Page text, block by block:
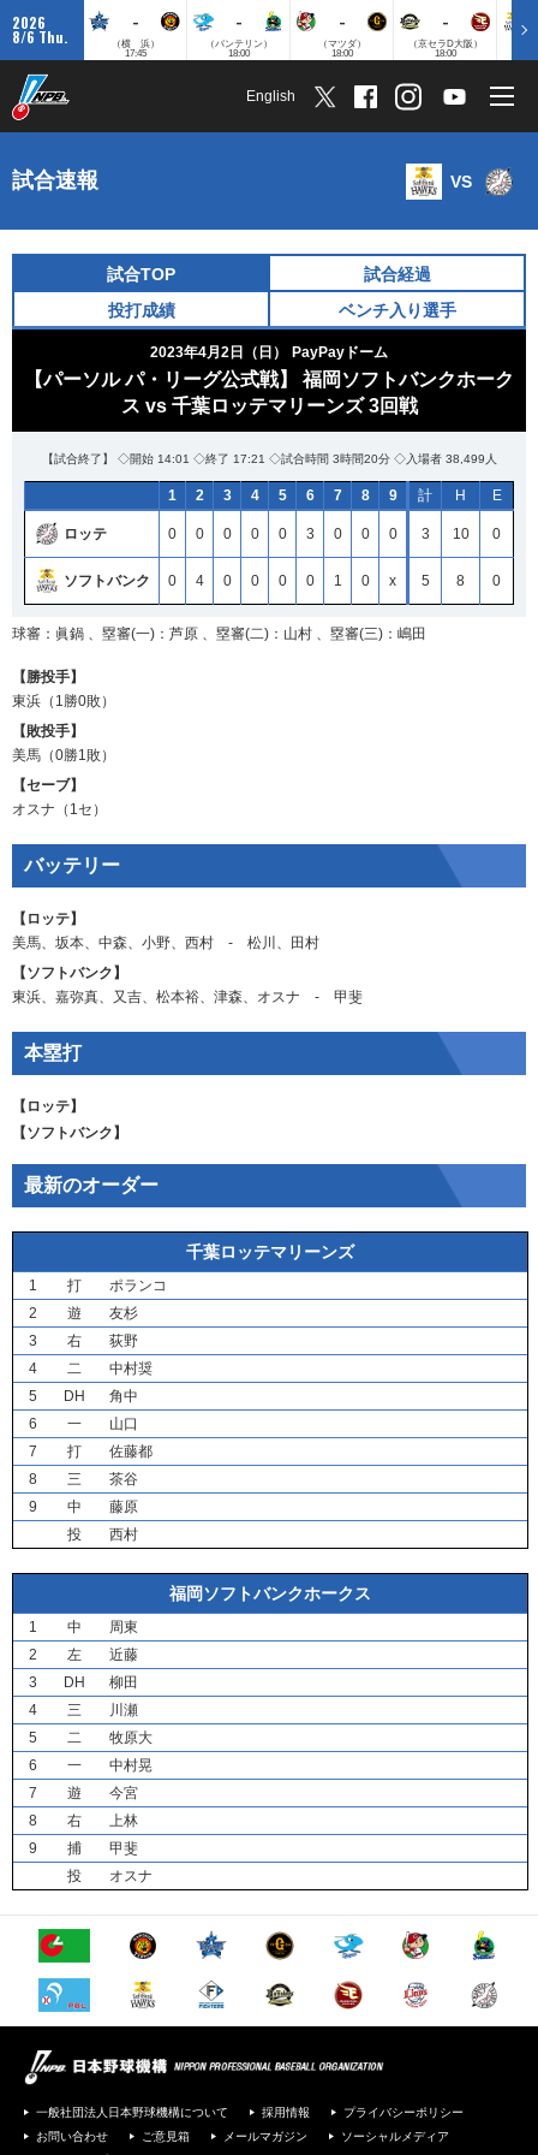
2026
8/6 Thu.
-
（横 浜）
17:45
-
（バンテリン）
18:00
-
（マツダ）
18:00
-
（京セラD大阪）
18:00
English
試合速報 VS
試合TOP
試合経過
投打成績
ベンチ入り選手
2023年4月2日（日） PayPayドーム
【パーソル パ・リーグ公式戦】 福岡ソフトバンクホーク
ス vs 千葉ロッテマリーンズ 3回戦
【試合終了】 ◇開始 14:01 ◇終了 17:21 ◇試合時間 3時間20分 ◇入場者 38,499人
1 2 3 4 5 6 7 8 9 計 H E
ロッテ 0 0 0 0 0 3 0 0 0 3 10 0
ソフトバンク 0 4 0 0 0 0 1 0 x 5 8 0
球審：眞鍋 、塁審(一)：芦原 、塁審(二)：山村 、塁審(三)：嶋田
【勝投手】
東浜 （1勝0敗）
【敗投手】
美馬 （0勝1敗）
【セーブ】
オスナ （1セ）
バッテリー
【ロッテ】
美馬、 坂本、 中森、 小野、 西村 ‐ 松川 、
田村
【ソフトバンク】
東浜、 嘉弥真、 又吉、 松本裕、 津森、 オスナ ‐ 甲斐
本塁打
【ロッテ】
【ソフトバンク】
最新のオーダー
千葉ロッテマリーンズ
1 打
ポランコ
2
遊
友杉
3
右
荻野
4
二
中村奨
5
DH
角中
6
一
山口
7
打
佐藤都
8
三
茶谷
9
中
藤原
投
西村
福岡ソフトバンクホークス
1 中
周東
2
左
近藤
3
DH
柳田
4
三
川瀬
5
二
牧原大
6
一
中村晃
7
遊
今宮
8
右
上林
9
捕
甲斐
投
オスナ
一般社団法人日本野球機構について 採用情報
プライバシーポリシー
お問い合わせ
ご意見箱 メールマガジン
ソーシャルメディア